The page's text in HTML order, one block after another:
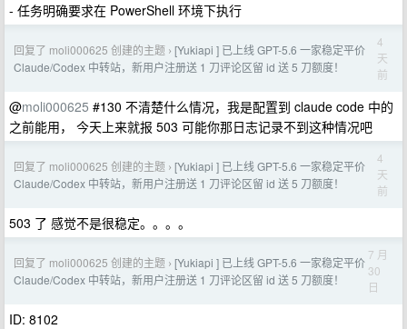
- 任务明确要求在 PowerShell 环境下执行
回复了 moli000625 创建的主题 › [Yukiapi ] 已上线 GPT-5.6 一家稳定平价
Claude/Codex 中转站，新用户注册送 1 刀评论区留 id 送 5 刀额度！
4
天
前
@moli000625 #130 不清楚什么情况，我是配置到 claude code 中的
之前能用， 今天上来就报 503 可能你那日志记录不到这种情况吧
回复了 moli000625 创建的主题 › [Yukiapi ] 已上线 GPT-5.6 一家稳定平价
Claude/Codex 中转站，新用户注册送 1 刀评论区留 id 送 5 刀额度！
4
天
前
503 了 感觉不是很稳定。。。。
回复了 moli000625 创建的主题 › [Yukiapi ] 已上线 GPT-5.6 一家稳定平价
Claude/Codex 中转站，新用户注册送 1 刀评论区留 id 送 5 刀额度！
7 月
30
日
ID: 8102